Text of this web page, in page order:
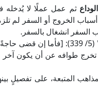
ثم عمل عملًا لا يُدخله
الخروج أو السفر لم
السفر انشغال بالسفر.
قال الإمام ابن قدامة الحنبلي في
طوافه عن أن يكون آخر
المتبعة، على تفصيلٍ